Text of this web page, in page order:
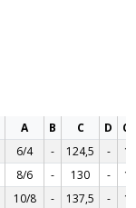
A B C D
6/4 - 124,5 -
13
8/6 - 130 -
13
10/8 - 137,5 -
14